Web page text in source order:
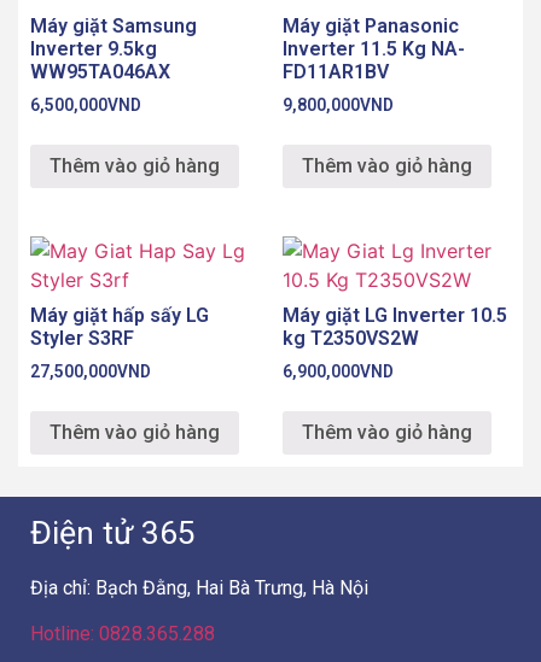
Máy giặt Samsung
Inverter 9.5kg
WW95TA046AX
6,500,000VND
Thêm vào giỏ hàng
Máy giặt Panasonic
Inverter 11.5 Kg NA-
FD11AR1BV
9,800,000VND
Thêm vào giỏ hàng
Máy giặt hấp sấy LG
Styler S3RF
27,500,000VND
Thêm vào giỏ hàng
Máy giặt LG Inverter 10.5
kg T2350VS2W
6,900,000VND
Thêm vào giỏ hàng
Điện tử 365
Địa chỉ: Bạch Đằng, Hai Bà Trưng, Hà Nội
Hotline: 0828.365.288